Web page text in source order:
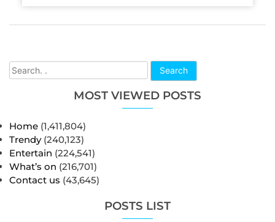
Search
MOST VIEWED POSTS
Home (1,411,804)
Trendy (240,123)
Entertain (224,541)
What’s on (216,701)
Contact us (43,645)
POSTS LIST